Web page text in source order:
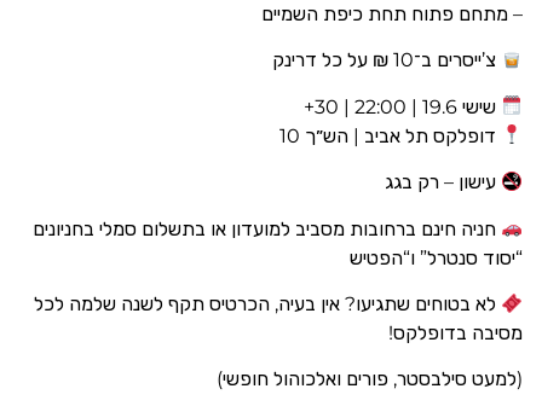
– מתחם פתוח תחת כיפת השמיים
צ’ייסרים ב־10 ₪ על כל דרינק
שישי 19.6 | 22:00 | 30+
דופלקס תל אביב | הש״ך 10
עישון – רק בגג
חניה חינם ברחובות מסביב למועדון או בתשלום סמלי בחניונים
“יסוד סנטרל” ו“הפטיש
לא בטוחים שתגיעו? אין בעיה, הכרטיס תקף לשנה שלמה לכל
מסיבה בדופלקס!
(למעט סילבסטר, פורים ואלכוהול חופשי)